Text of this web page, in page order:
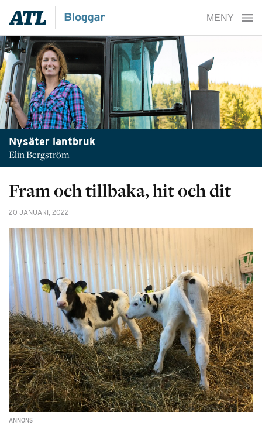
Nysäter lantbruk
Elin Bergström
Fram och tillbaka, hit och dit
20 JANUARI, 2022